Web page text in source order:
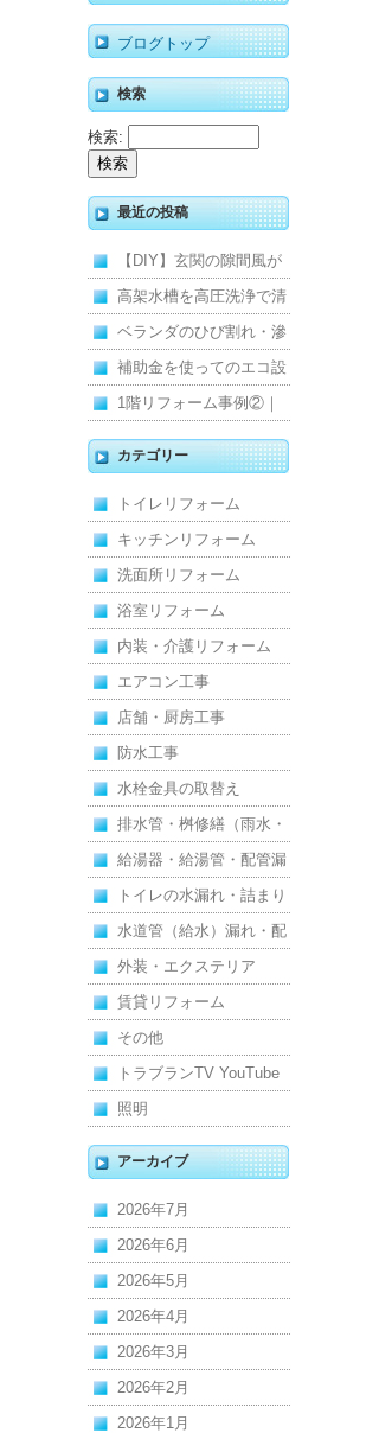
ブログトップ
検索
検索:
最近の投稿
【DIY】玄関の隙間風が
寒くて断熱ドアに交換し
ました
高架水槽を高圧洗浄で清
掃！衛生的な給水環境を
維持｜施工事例
ベランダのひび割れ・滲
みを解消！賃貸マンショ
ン防水工事
補助金を使ってのエコ設
備住宅リフォーム
1階リフォーム事例②｜
キッチン・床・収納を一
新し、扉新設で動線を整
えた全面改修
カテゴリー
トイレリフォーム
キッチンリフォーム
洗面所リフォーム
浴室リフォーム
内装・介護リフォーム
エアコン工事
店舗・厨房工事
防水工事
水栓金具の取替え
排水管・桝修繕（雨水・
汚水）
給湯器・給湯管・配管漏
れ
トイレの水漏れ・詰まり
水道管（給水）漏れ・配
管
外装・エクステリア
賃貸リフォーム
その他
トラブランTV YouTube
照明
アーカイブ
2026年7月
2026年6月
2026年5月
2026年4月
2026年3月
2026年2月
2026年1月